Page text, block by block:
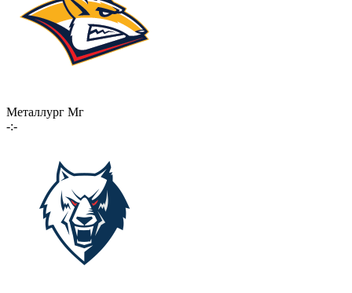
Металлург Мг
-:-